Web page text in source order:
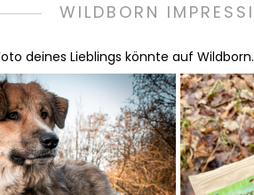
WILDBORN
deines Lieblings könnte auf